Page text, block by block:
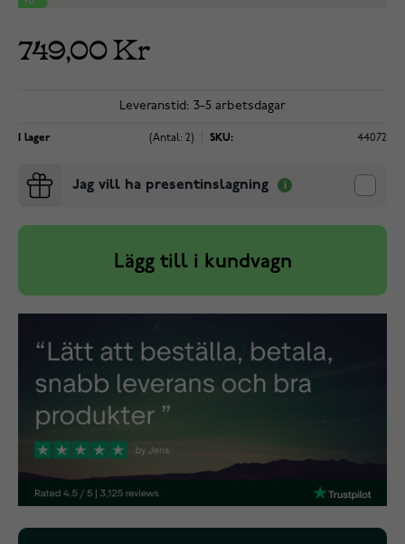
749,00 Kr
Leveranstid: 3-5 arbetsdagar
I lager (Antal: 2) SKU: 44072
Jag vill ha presentinslagning
Lägg till i kundvagn